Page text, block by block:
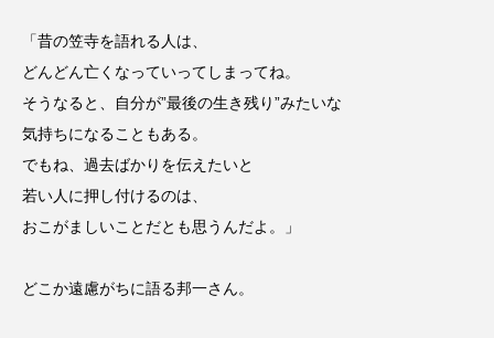
「昔の笠寺を語れる人は、
どんどん亡くなっていってしまってね。
そうなると、自分が”最後の生き残り”みたいな
気持ちになることもある。
でもね、過去ばかりを伝えたいと
若い人に押し付けるのは、
おこがましいことだとも思うんだよ。」
どこか遠慮がちに語る邦一さん。